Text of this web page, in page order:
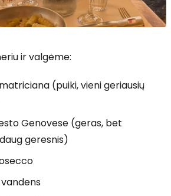
ir valgėme:
(puiki, vieni geriausių
Genovese (geras, bet
geresnis)